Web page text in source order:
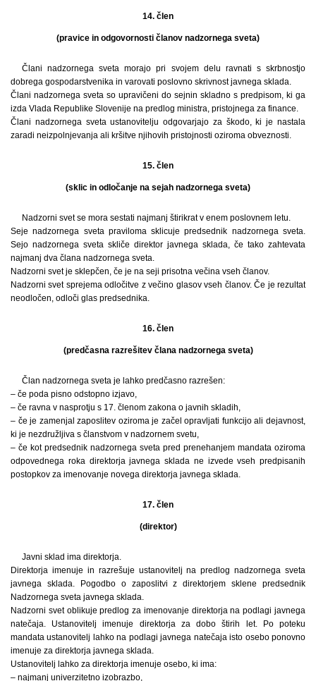
14. člen
(pravice in odgovornosti članov nadzornega sveta)
Člani nadzornega sveta morajo pri svojem delu ravnati s skrbnostjo
dobrega gospodarstvenika in varovati poslovno skrivnost javnega sklada.
Člani nadzornega sveta so upravičeni do sejnin skladno s predpisom, ki ga
izda Vlada Republike Slovenije na predlog ministra, pristojnega za finance.
Člani nadzornega sveta ustanovitelju odgovarjajo za škodo, ki je nastala
zaradi neizpolnjevanja ali kršitve njihovih pristojnosti oziroma obveznosti.
15. člen
(sklic in odločanje na sejah nadzornega sveta)
Nadzorni svet se mora sestati najmanj štirikrat v enem poslovnem letu.
Seje nadzornega sveta praviloma sklicuje predsednik nadzornega sveta.
Sejo nadzornega sveta skliče direktor javnega sklada, če tako zahtevata
najmanj dva člana nadzornega sveta.
Nadzorni svet je sklepčen, če je na seji prisotna večina vseh članov.
Nadzorni svet sprejema odločitve z večino glasov vseh članov. Če je rezultat
neodločen, odloči glas predsednika.
16. člen
(predčasna razrešitev člana nadzornega sveta)
Član nadzornega sveta je lahko predčasno razrešen:
– če poda pisno odstopno izjavo,
– če ravna v nasprotju s 17. členom zakona o javnih skladih,
– če je zamenjal zaposlitev oziroma je začel opravljati funkcijo ali dejavnost,
ki je nezdružljiva s članstvom v nadzornem svetu,
– če kot predsednik nadzornega sveta pred prenehanjem mandata oziroma
odpovednega roka direktorja javnega sklada ne izvede vseh predpisanih
postopkov za imenovanje novega direktorja javnega sklada.
17. člen
(direktor)
Javni sklad ima direktorja.
Direktorja imenuje in razrešuje ustanovitelj na predlog nadzornega sveta
javnega sklada. Pogodbo o zaposlitvi z direktorjem sklene predsednik
Nadzornega sveta javnega sklada.
Nadzorni svet oblikuje predlog za imenovanje direktorja na podlagi javnega
natečaja. Ustanovitelj imenuje direktorja za dobo štirih let. Po poteku
mandata ustanovitelj lahko na podlagi javnega natečaja isto osebo ponovno
imenuje za direktorja javnega sklada.
Ustanovitelj lahko za direktorja imenuje osebo, ki ima:
– najmanj univerzitetno izobrazbo,